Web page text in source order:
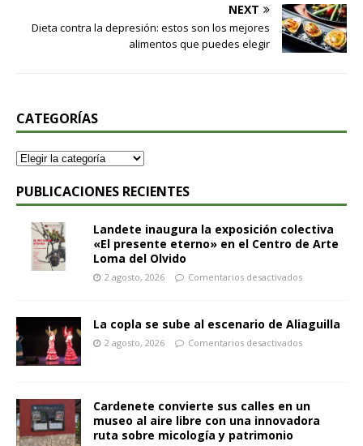
NEXT
Dieta contra la depresión: estos son los mejores
alimentos que puedes elegir
CATEGORÍAS
PUBLICACIONES RECIENTES
Landete inaugura la exposición colectiva
«El presente eterno» en el Centro de Arte
Loma del Olvido
2 agosto, 2026 Comentarios desactivados
La copla se sube al escenario de Aliaguilla
2 agosto, 2026 Comentarios desactivados
Cardenete convierte sus calles en un
museo al aire libre con una innovadora
ruta sobre micología y patrimonio